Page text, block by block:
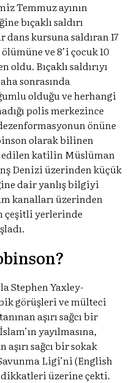
Temmuz ayının
bıçaklı saldırı
kursuna saldıran 17
ve 8’i çocuk 10
Bıçaklı saldırıyı
sonrasında
olduğu ve herhangi
polis merkezince
önüne
olarak bilinen
katilin Müslüman
Denizi üzerinden küçük
dair yanlış bilgiyi
kanalları üzerinden
çeşitli yerlerinde
Stephen Yaxley-
görüşleri ve mülteci
aşırı sağcı bir
yayılmasına,
aşırı sağcı bir sokak
Ligi’ni (English
dikkatleri üzerine çekti.